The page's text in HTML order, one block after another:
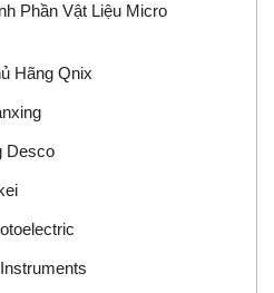
Phần Vật Liệu Micro
Hãng Qnix
Desco